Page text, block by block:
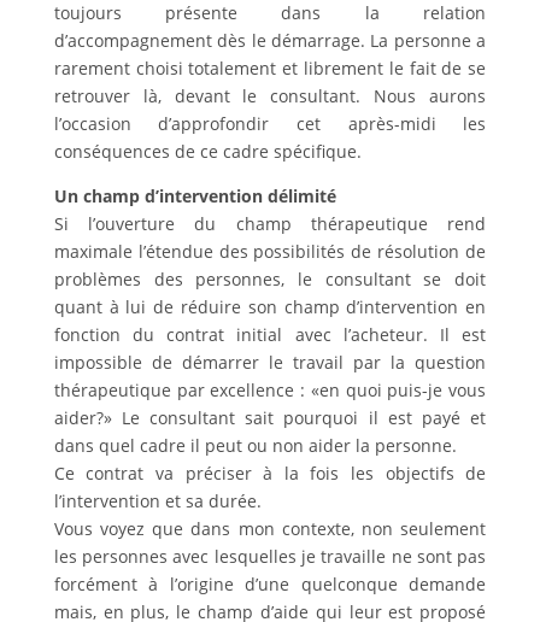
toujours présente dans la relation
d’accompagnement dès le démarrage. La personne a
rarement choisi totalement et librement le fait de se
retrouver là, devant le consultant. Nous aurons
l’occasion d’approfondir cet après-midi les
conséquences de ce cadre spécifique.
Un champ d’intervention délimité
Si l’ouverture du champ thérapeutique rend
maximale l’étendue des possibilités de résolution de
problèmes des personnes, le consultant se doit
quant à lui de réduire son champ d’intervention en
fonction du contrat initial avec l’acheteur. Il est
impossible de démarrer le travail par la question
thérapeutique par excellence : «en quoi puis-je vous
aider?» Le consultant sait pourquoi il est payé et
dans quel cadre il peut ou non aider la personne.
Ce contrat va préciser à la fois les objectifs de
l’intervention et sa durée.
Vous voyez que dans mon contexte, non seulement
les personnes avec lesquelles je travaille ne sont pas
forcément à l’origine d’une quelconque demande
mais, en plus, le champ d’aide qui leur est proposé